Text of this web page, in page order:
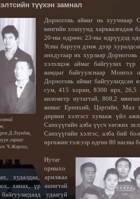
түүхэн замнал
Д.Лхүндэв,
гараас
Ч.Жаргал,
Дорноговь аймаг нь хуучнаар
вангийн хошуунд харъяалгадаж
20-ны өдрөөс 23-ны өдрүүдэд
Усны баруун дэнж дээр
анхдугаар их хурлаар Дорноговь
хэлэлцэж аймаг байгуулах
яамдыг байгуулснаар
Дорноговь аймаг байгуулагдсан
сум, 415 хорин, 8300 өрх, 26,5
километр нутагтай, 808,2
яамыг Ерөнхий, Цэргийн, Мал
дөрвөн хэлтэст хувааж үйл
Санхүүгийн алба үүсч хөгжих
Санхүүгийн хэлтэс, алба бий бол
өргөжин тэлсээр өдгөө 80 насны
Нутаг
орныхо
худалдаа, арилжаа
хянах, үр ашигтай
удаагүй